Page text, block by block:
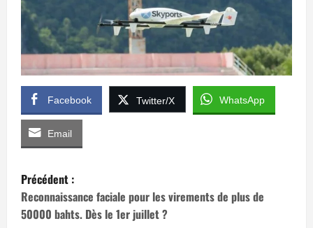
Facebook Twitter/X WhatsApp
Email
N
a
Précédent :
Reconnaissance faciale pour les virements de plus de
50000 bahts. Dès le 1er juillet ?